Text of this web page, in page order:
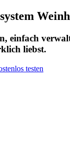
einfach
liebst.
testen